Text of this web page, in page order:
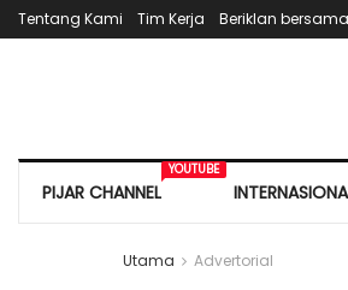
Tentang Kami Tim Kerja Beriklan
PIJAR CHANNEL
YOUTUBE
Utama Advertorial